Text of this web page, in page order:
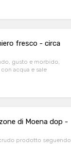
prodotto rielaborando
fresco - circa
gusto e morbido,
acqua e sale
di Moena dop -
prodotto seguendo